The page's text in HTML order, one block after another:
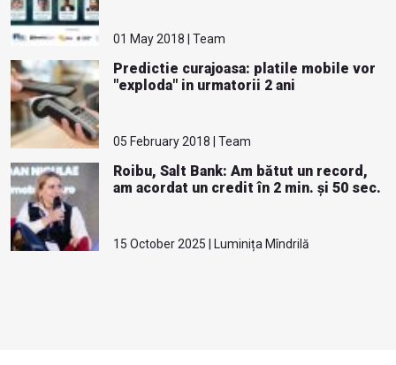
01 May 2018 | Team
Predictie curajoasa: platile mobile vor
"exploda" in urmatorii 2 ani
05 February 2018 | Team
Roibu, Salt Bank: Am bătut un record,
am acordat un credit în 2 min. și 50 sec.
15 October 2025 | Luminița Mîndrilă